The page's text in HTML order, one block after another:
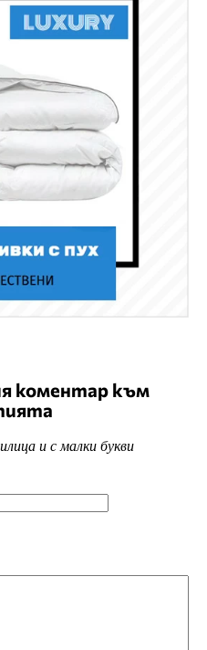
коментар към
и с малки букви